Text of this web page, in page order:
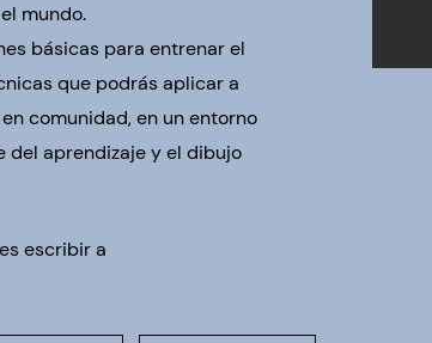
mundo.
básicas para entrenar el
que podrás aplicar a
comunidad, en un entorno
del aprendizaje y el dibujo
escribir a